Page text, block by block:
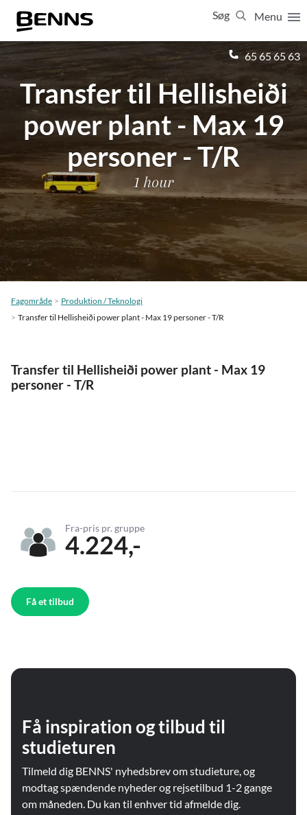
Menu
Søg
65 65 65 63
Transfer til Hellisheiði
power plant - Max 19
personer - T/R
1 hour
Fagområde
Produktion / Teknologi
Transfer til Hellisheiði power plant - Max 19 personer - T/R
Transfer til Hellisheiði power plant - Max 19
personer - T/R
Fra-pris pr. gruppe
4.224,-
Få et tilbud
Få inspiration og tilbud til
studieturen
Tilmeld dig BENNS' nyhedsbrev om studieture, og
modtag spændende nyheder og rejsetilbud 1-2 gange
om måneden. Du kan til enhver tid afmelde dig.
Luk
Vis resultater for: Alle
Ferierejser
Firma- og temarejser
Studierejser